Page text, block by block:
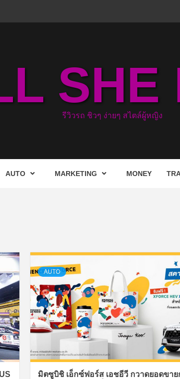
SHE
รีวิวรถ ชิวๆ ง่ายๆ สไตล์ผู้หญิง
AUTO MARKETING MONEY
AUTO
มิตซูบิชิ เอ็กซ์ฟอร์ส เอชอีวี กวาดยอดขาย